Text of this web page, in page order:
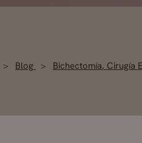
Blog Bichectomía, Cirugía